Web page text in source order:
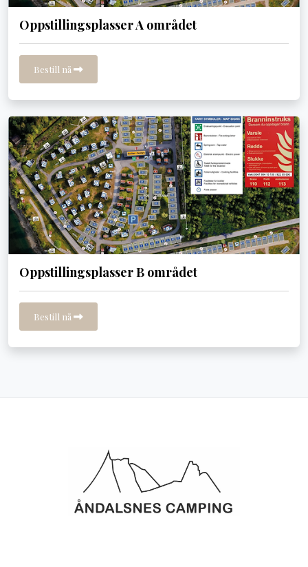
Oppstillingsplasser A området
Bestill nå
Oppstillingsplasser B området
Bestill nå